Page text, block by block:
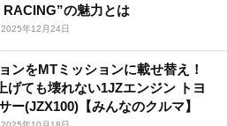
RACING”の魅力とは
2025年12月24日
ンをMTミッションに載せ替え！
げても壊れない1JZエンジン トヨ
ー(JZX100)【みんなのクルマ】